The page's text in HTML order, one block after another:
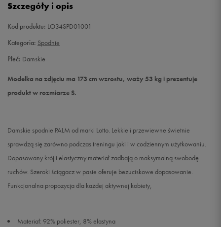
L Powiadom o dostępności
Szczegóły i opis
Kod produktu: LO34SPD01001
Kategoria: Spodnie
Płeć: Damskie
Modelka na zdjęciu ma 173 cm wzrostu, waży 53 kg i prezentuje
produkt w rozmiarze S.
Damskie spodnie PALM od marki Lotto. Lekkie i przewiewne świetnie
sprawdzą się zarówno podczas treningu jaki i w codziennym użytkowaniu.
Dopasowany krój i elastyczny materiał zadbają o maksymalną swobodę
ruchów. Szeroki ściągacz w pasie oferuje bezuciskowe dopasowanie.
Funkcjonalna propozycja dla każdej aktywnej kobiety,
Materiał: 92% poliester, 8% elastyna